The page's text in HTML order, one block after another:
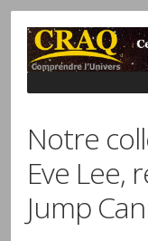
Notre
Eve Lee,
Jump